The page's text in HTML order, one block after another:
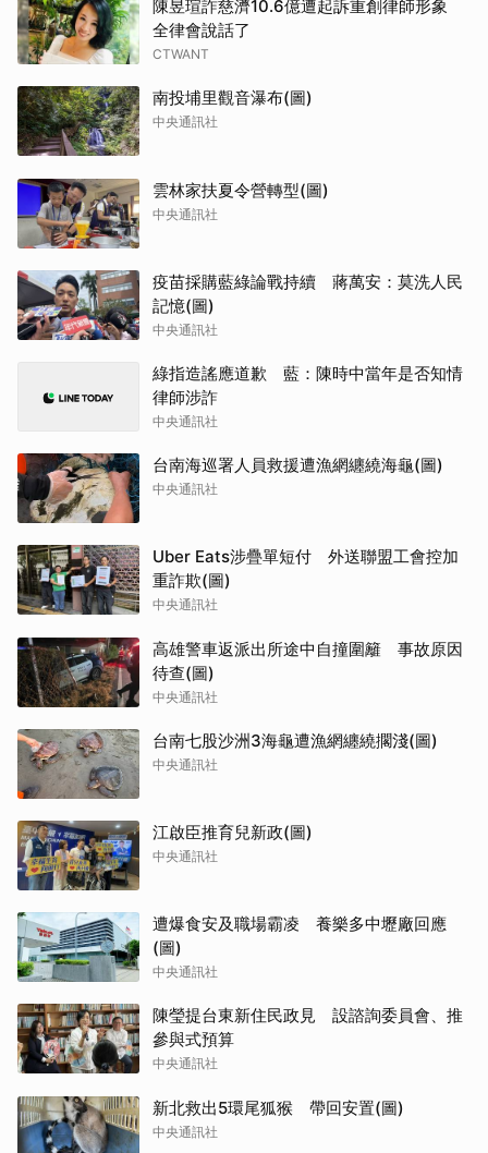
陳昱瑄詐慈濟10.6億遭起訴重創律師形象
全律會說話了
CTWANT
南投埔里觀音瀑布(圖)
中央通訊社
雲林家扶夏令營轉型(圖)
中央通訊社
疫苗採購藍綠論戰持續 蔣萬安：莫洗人民
記憶(圖)
中央通訊社
綠指造謠應道歉 藍：陳時中當年是否知情
律師涉詐
中央通訊社
台南海巡署人員救援遭漁網纏繞海龜(圖)
中央通訊社
Uber Eats涉疊單短付 外送聯盟工會控加
重詐欺(圖)
中央通訊社
高雄警車返派出所途中自撞圍籬 事故原因
待查(圖)
中央通訊社
台南七股沙洲3海龜遭漁網纏繞擱淺(圖)
中央通訊社
江啟臣推育兒新政(圖)
中央通訊社
遭爆食安及職場霸凌 養樂多中壢廠回應
(圖)
中央通訊社
陳瑩提台東新住民政見 設諮詢委員會、推
參與式預算
中央通訊社
新北救出5環尾狐猴 帶回安置(圖)
中央通訊社